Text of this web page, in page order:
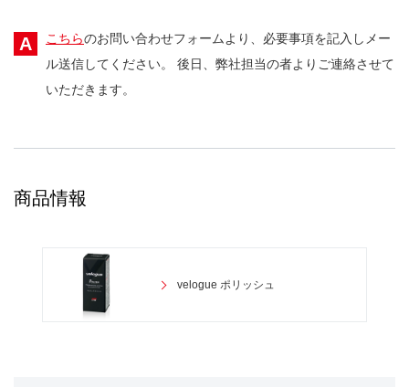
A こちらのお問い合わせフォームより、必要事項を記入しメー
ル送信してください。 後日、弊社担当の者よりご連絡させて
いただきます。
商品情報
velogue ポリッシュ